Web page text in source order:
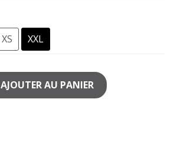
XS XXL
AJOUTER AU PANIER